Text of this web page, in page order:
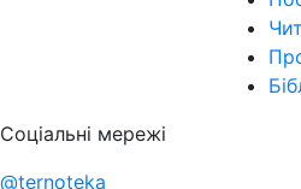
Соціальні мережі
@ternoteka